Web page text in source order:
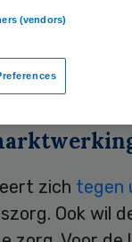
geld
en
zich tegen
Ook wil
(vendors)